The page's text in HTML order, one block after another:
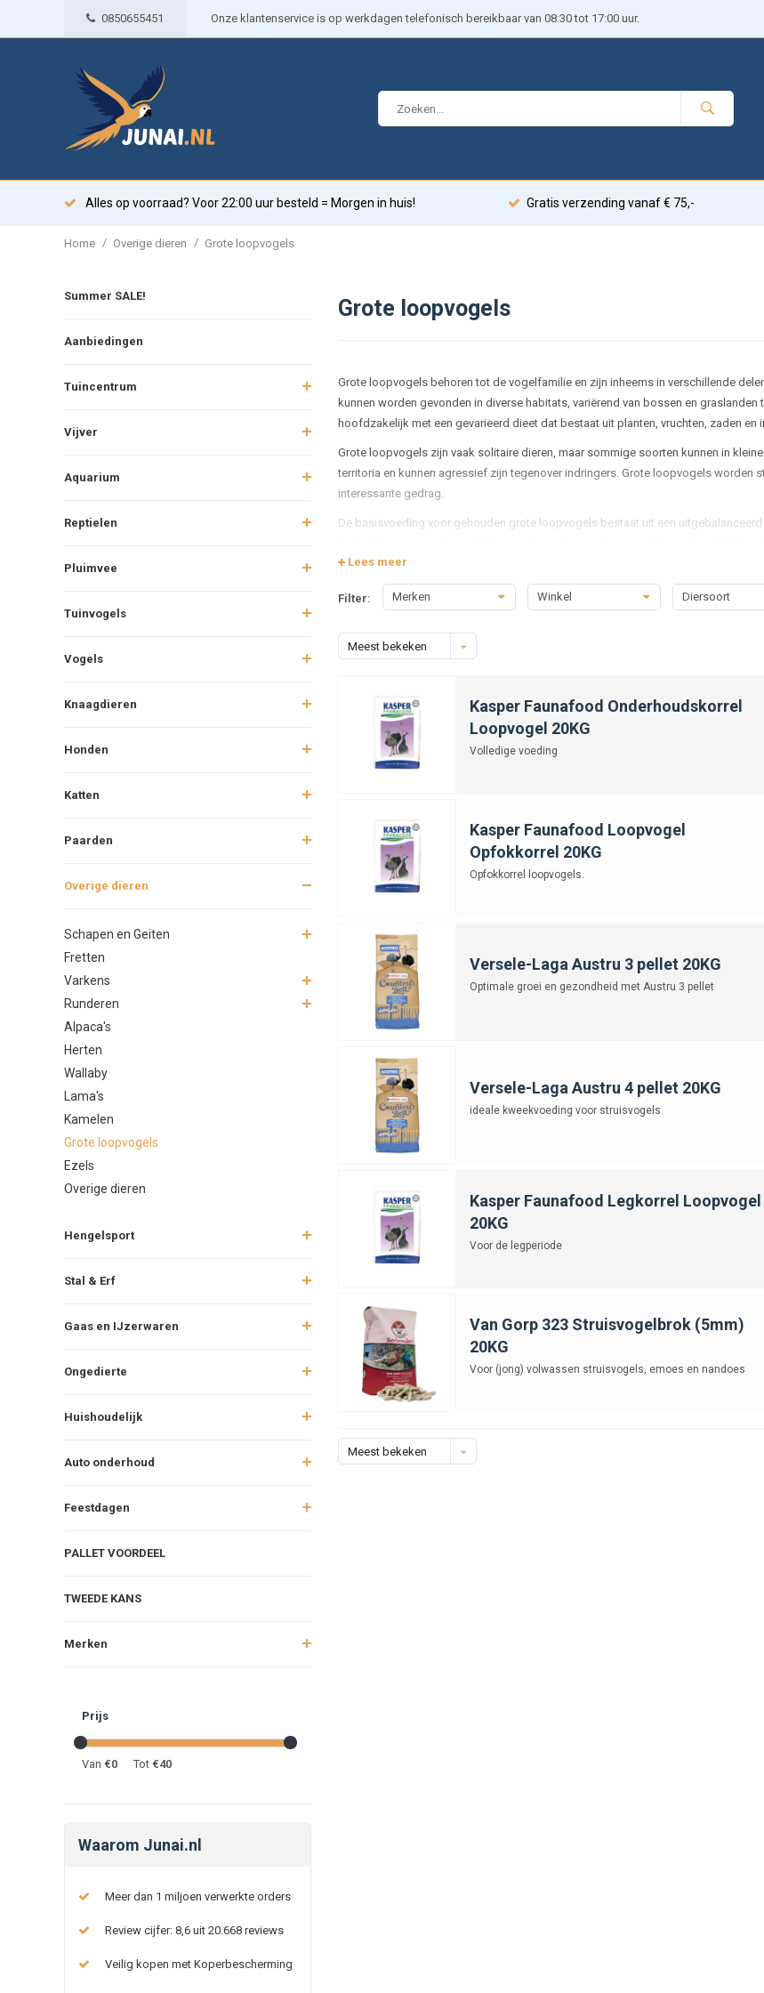
0850655451 Onze klantenservice is op werkdagen telefonisch bereikbaar van 08:30 tot 17:00 uur.
Alles op voorraad? Voor 22:00 uur besteld = Morgen in huis! Gratis verzending vanaf € 75,-
Home / Overige dieren / Grote loopvogels
Summer SALE!
Aanbiedingen
Tuincentrum
Vijver
Aquarium
Reptielen
Pluimvee
Tuinvogels
Vogels
Knaagdieren
Honden
Katten
Paarden
Overige dieren
Schapen en Geiten
Fretten
Varkens
Runderen
Alpaca's
Herten
Wallaby
Lama's
Kamelen
Grote loopvogels
Ezels
Overige dieren
Hengelsport
Stal & Erf
Gaas en IJzerwaren
Ongedierte
Huishoudelijk
Auto onderhoud
Feestdagen
PALLET VOORDEEL
TWEEDE KANS
Merken
Prijs
Van €0 Tot €40
Waarom Junai.nl
Meer dan 1 miljoen verwerkte orders
Review cijfer: 8,6 uit 20.668 reviews
Veilig kopen met Koperbescherming
Grote loopvogels
Grote loopvogels behoren tot de vogelfamilie en zijn inheems in verschillende
kunnen worden gevonden in diverse habitats, variërend van bossen en
hoofdzakelijk met een gevarieerd dieet dat bestaat uit planten, vruchten, zaden en
Grote loopvogels zijn vaak solitaire dieren, maar sommige soorten kunnen in
territoria en kunnen agressief zijn tegenover indringers. Grote loopvogels worden
interessante gedrag.
De basisvoeding voor gehouden grote loopvogels bestaat uit een
voedingsstoffen binnenkrijgen en hun dieet eventueel aan te vullen met
essentieel voor het welzijn van grote loopvogels.
Lees meer
Filter: Merken Winkel Diersoort
Meest bekeken
Kasper Faunafood Onderhoudskorrel
Loopvogel 20KG
Volledige voeding
Kasper Faunafood Loopvogel
Opfokkorrel 20KG
Opfokkorrel loopvogels.
Versele-Laga Austru 3 pellet 20KG
Optimale groei en gezondheid met Austru 3 pellet
Versele-Laga Austru 4 pellet 20KG
ideale kweekvoeding voor struisvogels
Kasper Faunafood Legkorrel Loopvogel
20KG
Voor de legperiode
Van Gorp 323 Struisvogelbrok (5mm)
20KG
Voor (jong) volwassen struisvogels, emoes en nandoes
Meest bekeken